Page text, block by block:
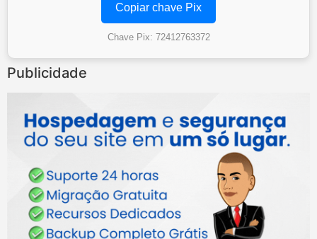
Copiar chave Pix
Chave Pix: 72412763372
Publicidade